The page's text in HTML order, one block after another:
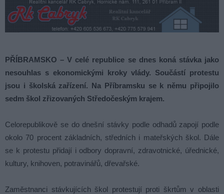
PŘÍBRAMSKO – V celé republice se dnes koná stávka jako
nesouhlas s ekonomickými kroky vlády. Součástí protestu
jsou i školská zařízení. Na Příbramsku se k němu připojilo
sedm škol zřizovaných Středočeským krajem.
Celorepublikově se do dnešní stávky podle odhadů zapojí podle
okolo 70 procent základních, středních i mateřských škol. Dále
se k protestu přidají i odbory dopravní, zdravotnické, úřednické,
kultury, knihoven, potravinářů, dřevařské.
Zaměstnanci stávkujících škol protestují proti škrtům v oblasti